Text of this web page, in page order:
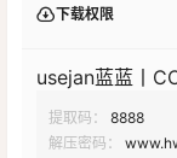
下载权限
usejan蓝蓝丨
提取码：
8888
解压密码：